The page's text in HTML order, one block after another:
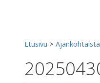
Etusivu > Ajankohtaista